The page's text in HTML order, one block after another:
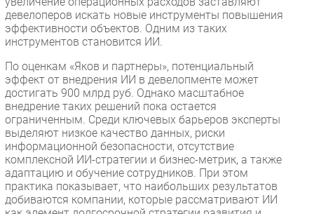
РАЗДЕЛЫ
Новости
Аналитика
Интервью
Мероприятия
Проекты
IT класс
Тестовый стенд
Каталог компаний
девелоперов искать новые инструменты повышения
эффективности объектов. Одним из таких
инструментов становится ИИ.
По оценкам «Яков и партнеры», потенциальный
эффект от внедрения ИИ в девелопменте может
достигать 900 млрд руб. Однако масштабное
внедрение таких решений пока остается
ограниченным. Среди ключевых барьеров эксперты
выделяют низкое качество данных, риски
информационной безопасности, отсутствие
комплексной ИИ-стратегии и бизнес-метрик, а также
адаптацию и обучение сотрудников. При этом
практика показывает, что наибольших результатов
добиваются компании, которые рассматривают ИИ